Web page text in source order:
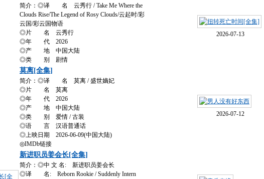
简介：◎译 名 云秀行 / Take Me Where the
Clouds Rise/The Legend of Rosy Clouds/云起时/彩
云国/彩云国物语
◎片 名 云秀行
◎年 代 2026
◎产 地 中国大陆
◎类 别 剧情
2026-07-13
莫离[全集]
简介：◎译 名 莫离 / 盛世嫡妃
◎片 名 莫离
◎年 代 2026
◎产 地 中国大陆
◎类 别 爱情 / 古装
◎语 言 汉语普通话
◎上映日期 2026-06-09(中国大陆)
◎IMDb链接
2026-07-12
新进职员姜会长[全集]
简介：◎中 文 名: 新进职员姜会长
◎译 名: Reborn Rookie / Suddenly Intern